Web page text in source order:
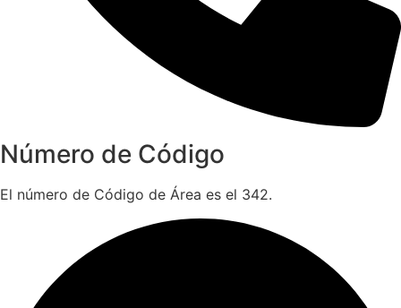
Número de Código
El número de Código de Área es el 342.